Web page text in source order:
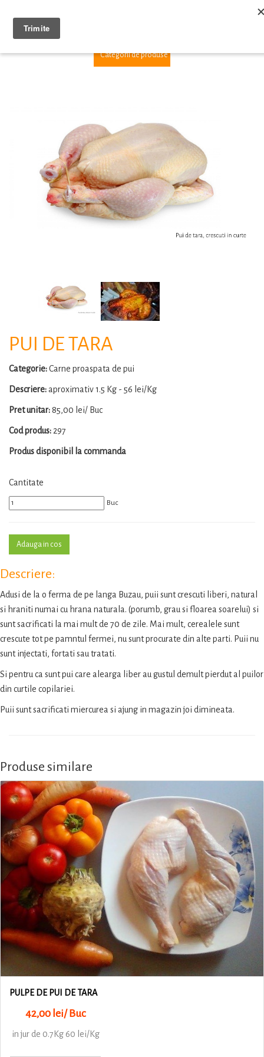
Categorii de produse
PUI DE TARA
Categorie:Carne proaspata de pui
Descriere:aproximativ 1.5 Kg - 56 lei/Kg
Pret unitar:85,00 lei/ Buc
Cod produs:297
Produs disponibil la commanda
Cantitate
Buc
Descriere:
Adusi de la o ferma de pe langa Buzau, puii sunt crescuti liberi, natural
si hraniti numai cu hrana naturala. (porumb, grau si floarea soarelui) si
sunt sacrificati la mai mult de 70 de zile. Mai mult, cerealele sunt
crescute tot pe pamntul fermei, nu sunt procurate din alte parti. Puii nu
sunt injectati, fortati sau tratati.
Si pentru ca sunt pui care alearga liber au gustul demult pierdut al puilor
din curtile copilariei.
Puii sunt sacrificati miercurea si ajung in magazin joi dimineata.
Produse similare
PULPE DE PUI DE TARA
42,00 lei/ Buc
in jur de 0.7Kg 60 lei/Kg